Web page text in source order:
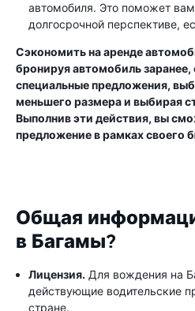
автомобиля. Это поможет
долгосрочной перспективе,
Сэкономить на аренде
бронируя автомобиль
специальные предложения,
меньшего размера и выбирая
Выполнив эти действия, вы
предложение в рамках своего
Общая
в Багамы?
Лицензия. Для вождения на
действующие водительские
стране.